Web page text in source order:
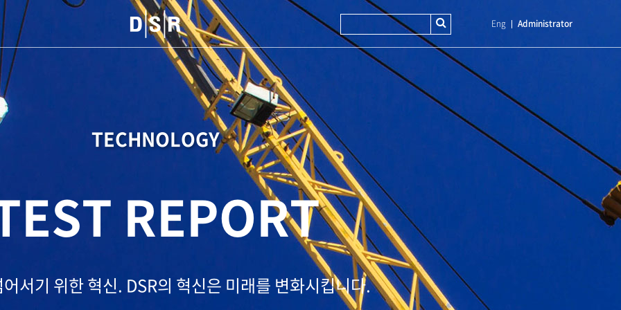
Eng Administrator
TECHNOLOGY
REPORT
서기 위한 혁신. DSR의 혁신은 미래를 변화시킵니다.